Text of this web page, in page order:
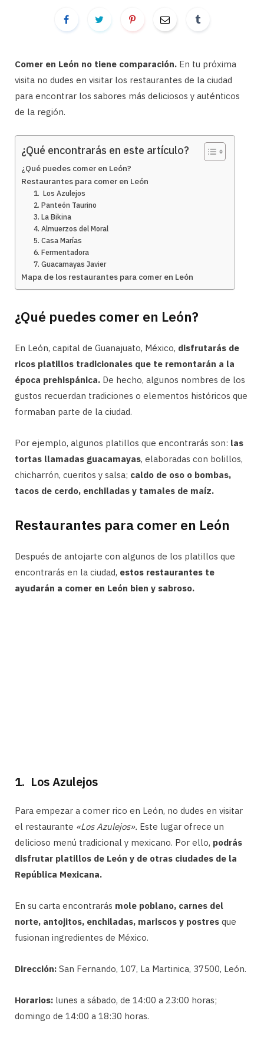
Comer en León no tiene comparación. En tu próxima
visita no dudes en visitar los restaurantes de la ciudad
para encontrar los sabores más deliciosos y auténticos
de la región.
¿Qué encontrarás en este artículo?
¿Qué puedes comer en León?
Restaurantes para comer en León
1. Los Azulejos
2. Panteón Taurino
3. La Bikina
4. Almuerzos del Moral
5. Casa Marías
6. Fermentadora
7. Guacamayas Javier
Mapa de los restaurantes para comer en León
¿Qué puedes comer en León?
En León, capital de Guanajuato, México, disfrutarás de
ricos platillos tradicionales que te remontarán a la
época prehispánica. De hecho, algunos nombres de los
gustos recuerdan tradiciones o elementos históricos que
formaban parte de la ciudad.
Por ejemplo, algunos platillos que encontrarás son: las
tortas llamadas guacamayas, elaboradas con bolillos,
chicharrón, cueritos y salsa; caldo de oso o bombas,
tacos de cerdo, enchiladas y tamales de maíz.
Restaurantes para comer en León
Después de antojarte con algunos de los platillos que
encontrarás en la ciudad, estos restaurantes te
ayudarán a comer en León bien y sabroso.
1. Los Azulejos
Para empezar a comer rico en León, no dudes en visitar
el restaurante «Los Azulejos». Este lugar ofrece un
delicioso menú tradicional y mexicano. Por ello, podrás
disfrutar platillos de León y de otras ciudades de la
República Mexicana.
En su carta encontrarás mole poblano, carnes del
norte, antojitos, enchiladas, mariscos y postres que
fusionan ingredientes de México.
Dirección: San Fernando, 107, La Martinica, 37500, León.
Horarios: lunes a sábado, de 14:00 a 23:00 horas;
domingo de 14:00 a 18:30 horas.